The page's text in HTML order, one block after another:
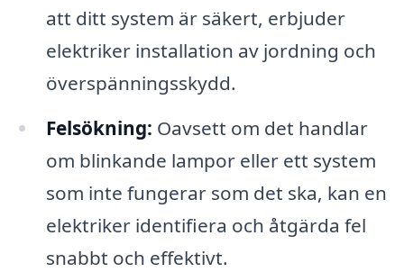
att ditt system är säkert, erbjuder
elektriker installation av jordning och
överspänningsskydd.
Felsökning: Oavsett om det handlar
om blinkande lampor eller ett system
som inte fungerar som det ska, kan en
elektriker identifiera och åtgärda fel
snabbt och effektivt.